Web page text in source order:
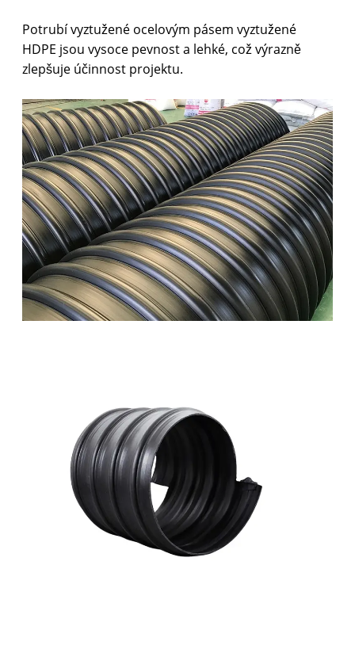
Potrubí vyztužené ocelovým pásem vyztužené
HDPE jsou vysoce pevnost a lehké, což výrazně
zlepšuje účinnost projektu.